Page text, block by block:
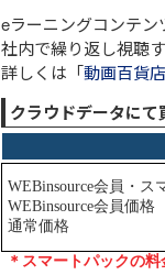
eラーニングコンテン
社内で繰り返し視聴
詳しくは「動画百貨
クラウドデータにて